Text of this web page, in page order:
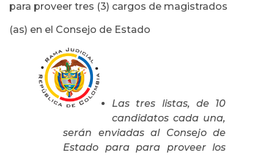
para proveer tres (3) cargos de magistrados
(as) en el Consejo de Estado
Las tres listas, de 10
candidatos cada una,
serán enviadas al Consejo de
Estado para para proveer los